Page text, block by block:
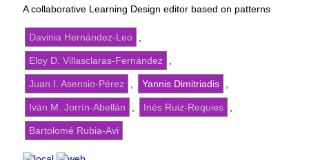
A collaborative Learning Design editor based on patterns
Davinia Hernández-Leo
Eloy D. Villasclaras-Fernández
Juan I. Asensio-Pérez Yannis Dimitriadis
Iván M. Jorrín-Abellán Inés Ruiz-Requies
Bartolomé Rubia-Avi